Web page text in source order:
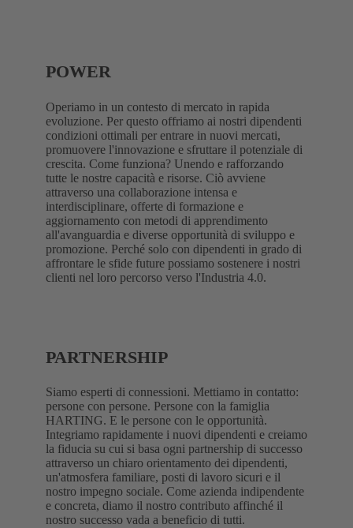
POWER
Operiamo in un contesto di mercato in rapida
evoluzione. Per questo offriamo ai nostri dipendenti
condizioni ottimali per entrare in nuovi mercati,
promuovere l'innovazione e sfruttare il potenziale di
crescita. Come funziona? Unendo e rafforzando
tutte le nostre capacità e risorse. Ciò avviene
attraverso una collaborazione intensa e
interdisciplinare, offerte di formazione e
aggiornamento con metodi di apprendimento
all'avanguardia e diverse opportunità di sviluppo e
promozione. Perché solo con dipendenti in grado di
affrontare le sfide future possiamo sostenere i nostri
clienti nel loro percorso verso l'Industria 4.0.
PARTNERSHIP
Siamo esperti di connessioni. Mettiamo in contatto:
persone con persone. Persone con la famiglia
HARTING. E le persone con le opportunità.
Integriamo rapidamente i nuovi dipendenti e creiamo
la fiducia su cui si basa ogni partnership di successo
attraverso un chiaro orientamento dei dipendenti,
un'atmosfera familiare, posti di lavoro sicuri e il
nostro impegno sociale. Come azienda indipendente
e concreta, diamo il nostro contributo affinché il
nostro successo vada a beneficio di tutti.